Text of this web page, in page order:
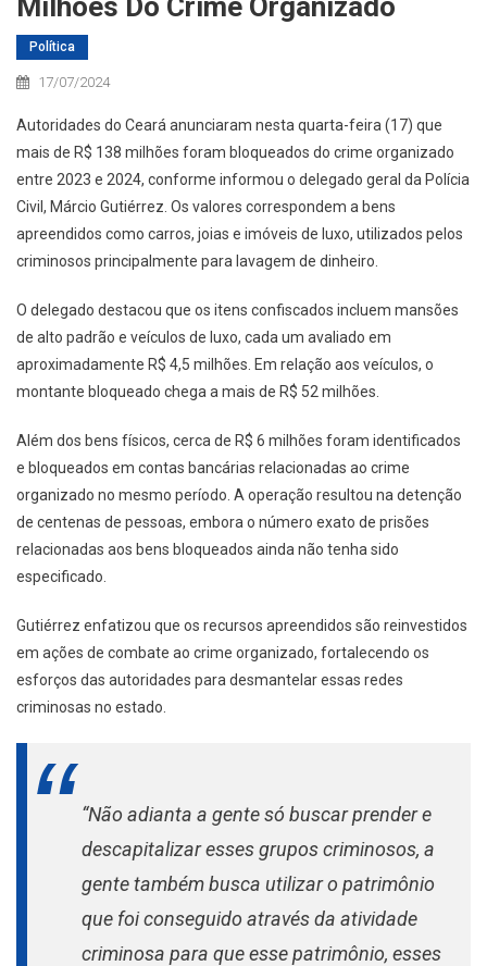
Política
17/07/2024
Autoridades do Ceará anunciaram nesta quarta-feira (17) que
mais de R$ 138 milhões foram bloqueados do crime organizado
entre 2023 e 2024, conforme informou o delegado geral da Polícia
Civil, Márcio Gutiérrez. Os valores correspondem a bens
apreendidos como carros, joias e imóveis de luxo, utilizados pelos
criminosos principalmente para lavagem de dinheiro.
O delegado destacou que os itens confiscados incluem mansões
de alto padrão e veículos de luxo, cada um avaliado em
aproximadamente R$ 4,5 milhões. Em relação aos veículos, o
montante bloqueado chega a mais de R$ 52 milhões.
Além dos bens físicos, cerca de R$ 6 milhões foram identificados
e bloqueados em contas bancárias relacionadas ao crime
organizado no mesmo período. A operação resultou na detenção
de centenas de pessoas, embora o número exato de prisões
relacionadas aos bens bloqueados ainda não tenha sido
especificado.
Gutiérrez enfatizou que os recursos apreendidos são reinvestidos
em ações de combate ao crime organizado, fortalecendo os
esforços das autoridades para desmantelar essas redes
criminosas no estado.
“Não adianta a gente só buscar prender e
descapitalizar esses grupos criminosos, a
gente também busca utilizar o patrimônio
que foi conseguido através da atividade
criminosa para que esse patrimônio, esses